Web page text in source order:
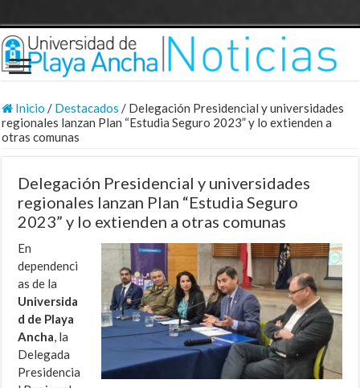
Inicio / Destacados / Delegación Presidencial y universidades
regionales lanzan Plan “Estudia Seguro 2023” y lo extienden a
otras comunas
Delegación Presidencial y universidades
regionales lanzan Plan “Estudia Seguro
2023” y lo extienden a otras comunas
En
dependenci
as de la
Universida
d de Playa
Ancha, la
Delegada
Presidencia